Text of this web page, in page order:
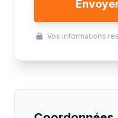
Vos informations